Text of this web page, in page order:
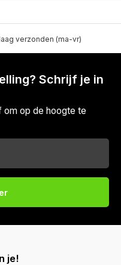
verzonden (ma-vr)
Schrijf je in
om op de hoogte te
je!